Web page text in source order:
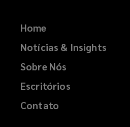
Home
Notícias & Insights
Sobre Nós
Escritórios
Contato